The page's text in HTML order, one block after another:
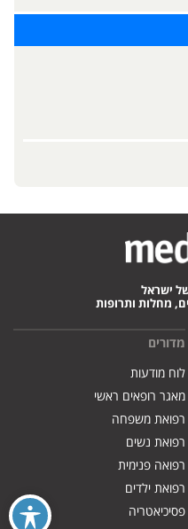
ישראל
מחלות ותרופות
מדורים
לוח מודעות
מאגר רופאים ראשי
רפואת משפחה
רפואת נשים
רפואה פנימית
רפואת ילדים
פסיכיאטריה